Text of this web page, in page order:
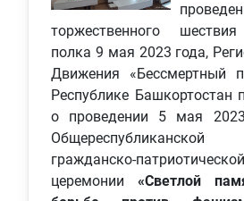
торжественного
полка 9 мая 2023 года,
Движения «Бессмертный
Республике Башкортостан
о проведении 5 мая
Общереспубликанской
гражданско-патриотической
церемонии «Светлой